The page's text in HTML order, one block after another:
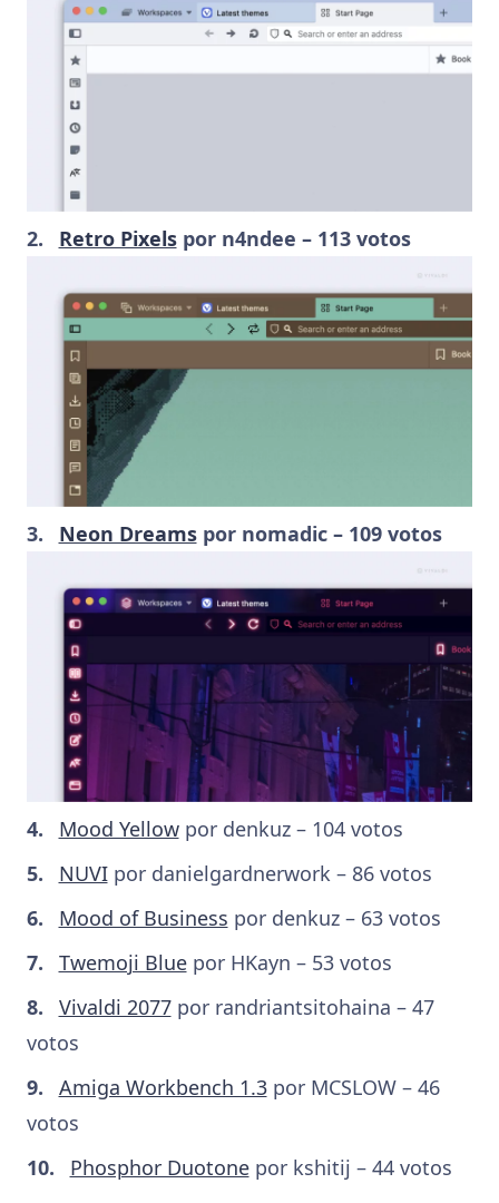
Retro Pixelspor n4ndee – 113 votos
Neon Dreamspor nomadic – 109 votos
Mood Yellowpor denkuz – 104 votos
NUVIpor danielgardnerwork – 86 votos
Mood of Business por denkuz – 63 votos
Twemoji Bluepor HKayn – 53 votos
Vivaldi 2077por randriantsitohaina – 47
votos
Amiga Workbench 1.3por MCSLOW – 46
votos
Phosphor Duotonepor kshitij – 44 votos